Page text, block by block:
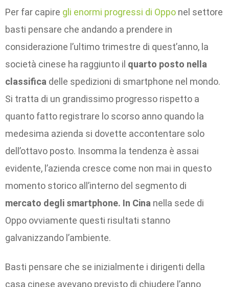
Per far capire gli enormi progressi di Oppo nel settore
basti pensare che andando a prendere in
considerazione l’ultimo trimestre di quest’anno, la
società cinese ha raggiunto il quarto posto nella
classifica delle spedizioni di smartphone nel mondo.
Si tratta di un grandissimo progresso rispetto a
quanto fatto registrare lo scorso anno quando la
medesima azienda si dovette accontentare solo
dell’ottavo posto. Insomma la tendenza è assai
evidente, l’azienda cresce come non mai in questo
momento storico all’interno del segmento di
mercato degli smartphone. In Cina nella sede di
Oppo ovviamente questi risultati stanno
galvanizzando l’ambiente.
Basti pensare che se inizialmente i dirigenti della
casa cinese avevano previsto di chiudere l’anno